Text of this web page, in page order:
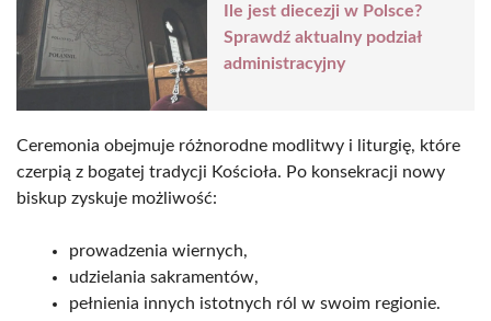
Ile jest diecezji w Polsce?
Sprawdź aktualny podział
administracyjny
Ceremonia obejmuje różnorodne modlitwy i liturgię, które
czerpią z bogatej tradycji Kościoła. Po konsekracji nowy
biskup zyskuje możliwość:
prowadzenia wiernych,
udzielania sakramentów,
pełnienia innych istotnych ról w swoim regionie.